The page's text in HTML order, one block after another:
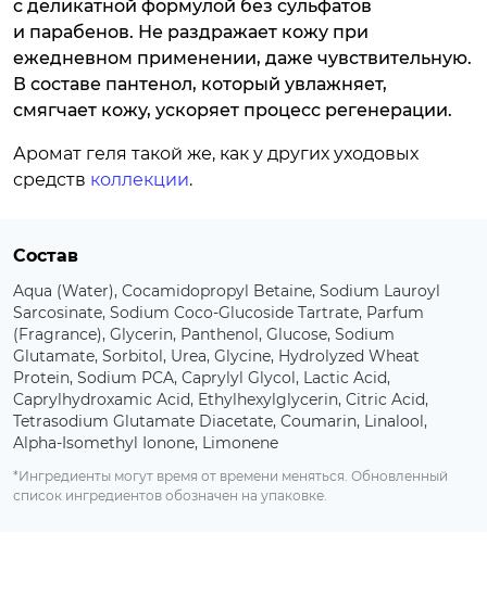
с деликатной формулой без сульфатов
и парабенов. Не раздражает кожу при
ежедневном применении, даже чувствительную.
В составе пантенол, который увлажняет,
смягчает кожу, ускоряет процесс регенерации.
Аромат геля такой же, как у других уходовых
средств коллекции.
Состав
Aqua (Water), Cocamidopropyl Betaine, Sodium Lauroyl
Sarcosinate, Sodium Coco-Glucoside Tartrate, Parfum
(Fragrance), Glycerin, Panthenol, Glucose, Sodium
Glutamate, Sorbitol, Urea, Glycine, Hydrolyzed Wheat
Protein, Sodium PCA, Caprylyl Glycol, Lactic Acid,
Caprylhydroxamic Acid, Ethylhexylglycerin, Citric Acid,
Tetrasodium Glutamate Diacetate, Coumarin, Linalool,
Alpha-Isomethyl Ionone, Limonene
*Ингредиенты могут время от времени меняться. Обновленный
список ингредиентов обозначен на упаковке.